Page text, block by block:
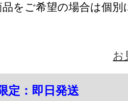
をご希望の場合は個別
お
定：即日発送